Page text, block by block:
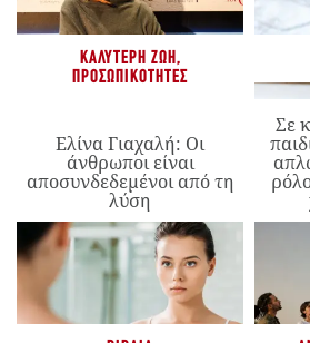
ΚΑΛΎΤΕΡΗ ΖΩΉ,
ΠΡΟΣΩΠΙΚΌΤΗΤΕΣ
Ελίνα Γιαχαλή: Οι
άνθρωποι είναι
αποσυνδεδεμένοι από τη
λύση
Σε